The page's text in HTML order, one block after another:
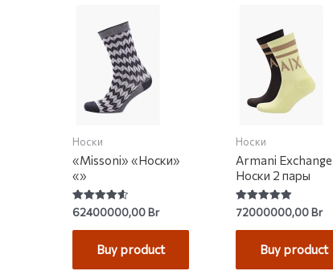
Носки
«Missoni» «Носки»
«»
Rated
4.58
out of 5
62400000,00Br
Buy product
Носки
Armani Exchange
Носки 2 пары
Rated
5.00
out of 5
72000000,00Br
Buy product